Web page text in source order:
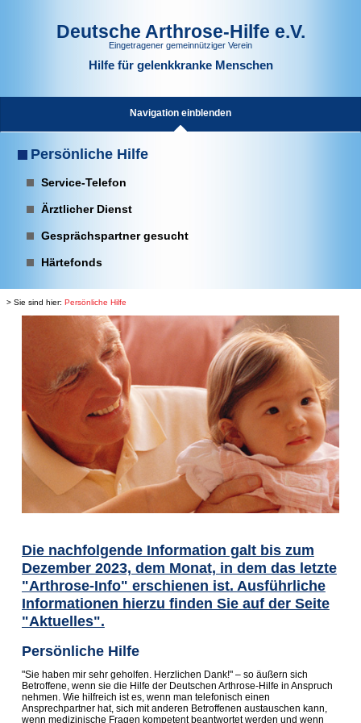
Deutsche Arthrose-Hilfe e.V.
Eingetragener gemeinnütziger Verein
Hilfe für gelenkkranke Menschen
Navigation einblenden
Persönliche Hilfe
Service-Telefon
Ärztlicher Dienst
Gesprächspartner gesucht
Härtefonds
> Sie sind hier: Persönliche Hilfe
Die nachfolgende Information galt bis zum
Dezember 2023, dem Monat, in dem das letzte
"Arthrose-Info" erschienen ist. Ausführliche
Informationen hierzu finden Sie auf der Seite
"Aktuelles".
Persönliche Hilfe
"Sie haben mir sehr geholfen. Herzlichen Dank!" – so äußern sich
Betroffene, wenn sie die Hilfe der Deutschen Arthrose-Hilfe in Anspruch
nehmen. Wie hilfreich ist es, wenn man telefonisch einen
Ansprechpartner hat, sich mit anderen Betroffenen austauschen kann,
wenn medizinische Fragen kompetent beantwortet werden und wenn